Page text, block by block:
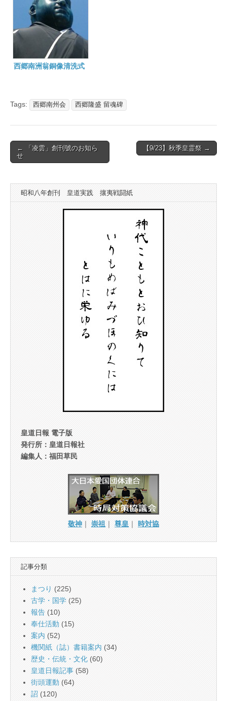
西郷南洲翁銅像清洗式
Tags: 西郷南州会 西郷隆盛 留魂碑
Post
navigation
← 「凌雲」創刊號のお知ら
せ
【9/23】秋季皇霊祭 →
昭和八年創刊 皇道実践 攘夷戦闘紙
皇道日報 電子版
発行所：皇道日報社
編集人：福田草民
敬神 ｜ 崇祖 ｜ 尊皇 ｜ 時対協
記事分類
まつり (225)
古学・国学 (25)
報告 (10)
奉仕活動 (15)
案内 (52)
機関紙（誌）書籍案内 (34)
歴史・伝統・文化 (60)
皇道日報記事 (58)
街頭運動 (64)
詔 (120)